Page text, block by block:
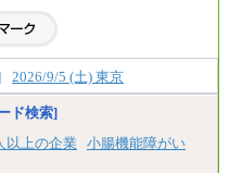
2026/9/5 (土) 東京
ド検索]
以上の企業
小腸機能障がい